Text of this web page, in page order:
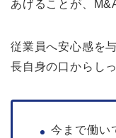
あげることが、
従業員へ安心感を
長自身の口からし
今まで働い